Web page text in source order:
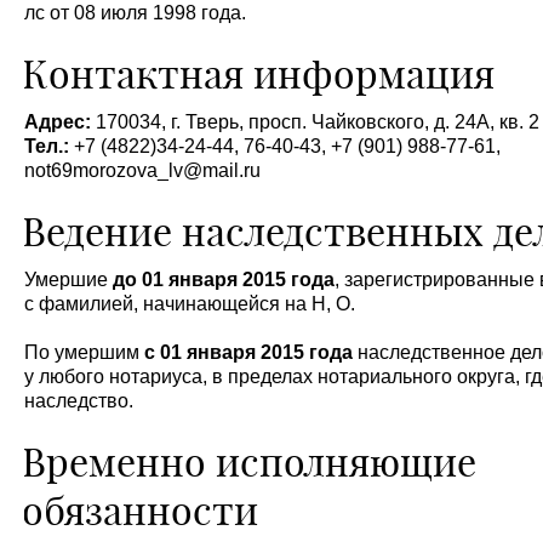
лс от 08 июля 1998 года.
Контактная информация
Адрес: 170034, г. Тверь, просп. Чайковского, д. 24А, кв. 2
Тел.: +7 (4822)34-24-44, 76-40-43, +7 (901) 988-77-61,
not69morozova_lv@mail.ru
Ведение наследственных
Умершие до 01 января 2015 года, зарегистрированные
с фамилией, начинающейся на Н, О.
По умершим с 01 января 2015 года наследственное
у любого нотариуса, в пределах нотариального округа,
наследство.
Временно исполняющие
обязанности